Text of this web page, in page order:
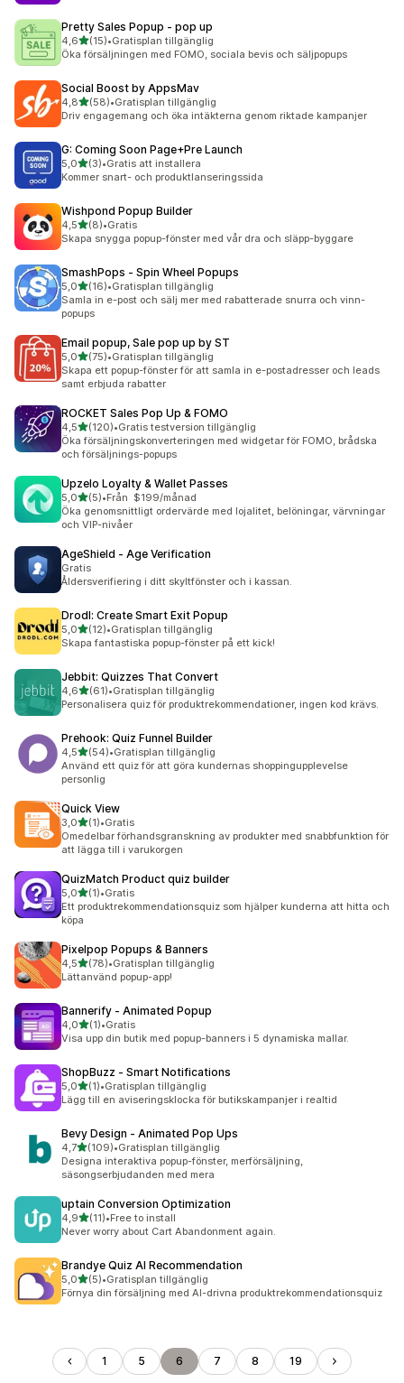
Pretty Sales Popup ‑ pop up
4,6av 5 stjärnor
(15)
15 recensioner totalt
•Gratisplan tillgänglig
Öka försäljningen med FOMO, sociala bevis och säljpopups
Social Boost by AppsMav
4,8av 5 stjärnor
(58)
58 recensioner totalt
•Gratisplan tillgänglig
Driv engagemang och öka intäkterna genom riktade kampanjer
G: Coming Soon Page+Pre Launch
5,0av 5 stjärnor
(3)
3 recensioner totalt
•Gratis att installera
Kommer snart- och produktlanseringssida
Wishpond Popup Builder
4,5av 5 stjärnor
(8)
8 recensioner totalt
•Gratis
Skapa snygga popup-fönster med vår dra och släpp-byggare
SmashPops ‑ Spin Wheel Popups
5,0av 5 stjärnor
(16)
16 recensioner totalt
•Gratisplan tillgänglig
Samla in e-post och sälj mer med rabatterade snurra och vinn-
popups
Email popup, Sale pop up by ST
5,0av 5 stjärnor
(75)
75 recensioner totalt
•Gratisplan tillgänglig
Skapa ett popup-fönster för att samla in e-postadresser och leads
samt erbjuda rabatter
ROCKET Sales Pop Up & FOMO
4,5av 5 stjärnor
(120)
120 recensioner totalt
•Gratis testversion tillgänglig
Öka försäljningskonverteringen med widgetar för FOMO, brådska
och försäljnings-popups
Upzelo Loyalty & Wallet Passes
5,0av 5 stjärnor
(5)
5 recensioner totalt
•Från $199/månad
Öka genomsnittligt ordervärde med lojalitet, belöningar, värvningar
och VIP-nivåer
AgeShield ‑ Age Verification
Gratis
Åldersverifiering i ditt skyltfönster och i kassan.
Drodl: Create Smart Exit Popup
5,0av 5 stjärnor
(12)
12 recensioner totalt
•Gratisplan tillgänglig
Skapa fantastiska popup-fönster på ett kick!
Jebbit: Quizzes That Convert
4,6av 5 stjärnor
(61)
61 recensioner totalt
•Gratisplan tillgänglig
Personalisera quiz för produktrekommendationer, ingen kod krävs.
Prehook: Quiz Funnel Builder
4,5av 5 stjärnor
(54)
54 recensioner totalt
•Gratisplan tillgänglig
Använd ett quiz för att göra kundernas shoppingupplevelse
personlig
Quick View
3,0av 5 stjärnor
(1)
1 recensioner totalt
•Gratis
Omedelbar förhandsgranskning av produkter med snabbfunktion för
att lägga till i varukorgen
QuizMatch Product quiz builder
5,0av 5 stjärnor
(1)
1 recensioner totalt
•Gratis
Ett produktrekommendationsquiz som hjälper kunderna att hitta och
köpa
Pixelpop Popups & Banners
4,5av 5 stjärnor
(78)
78 recensioner totalt
•Gratisplan tillgänglig
Lättanvänd popup-app!
Bannerify ‑ Animated Popup
4,0av 5 stjärnor
(1)
1 recensioner totalt
•Gratis
Visa upp din butik med popup-banners i 5 dynamiska mallar.
ShopBuzz ‑ Smart Notifications
5,0av 5 stjärnor
(1)
1 recensioner totalt
•Gratisplan tillgänglig
Lägg till en aviseringsklocka för butikskampanjer i realtid
Bevy Design ‑ Animated Pop Ups
4,7av 5 stjärnor
(109)
109 recensioner totalt
•Gratisplan tillgänglig
Designa interaktiva popup-fönster, merförsäljning,
säsongserbjudanden med mera
uptain Conversion Optimization
4,9av 5 stjärnor
(11)
11 recensioner totalt
•Free to install
Never worry about Cart Abandonment again.
Brandye Quiz AI Recommendation
5,0av 5 stjärnor
(5)
5 recensioner totalt
•Gratisplan tillgänglig
Förnya din försäljning med AI-drivna produktrekommendationsquiz
1 5 6 7 8 19